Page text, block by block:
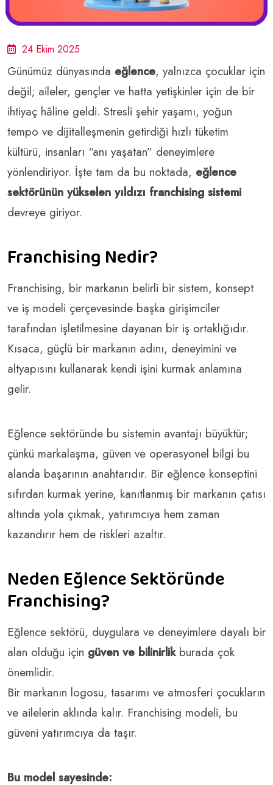
24 Ekim 2025
Günümüz dünyasında eğlence, yalnızca çocuklar için
değil; aileler, gençler ve hatta yetişkinler için de bir
ihtiyaç hâline geldi. Stresli şehir yaşamı, yoğun
tempo ve dijitalleşmenin getirdiği hızlı tüketim
kültürü, insanları “anı yaşatan” deneyimlere
yönlendiriyor. İşte tam da bu noktada, eğlence
sektörünün yükselen yıldızı franchising sistemi
devreye giriyor.
Franchising Nedir?
Franchising, bir markanın belirli bir sistem, konsept
ve iş modeli çerçevesinde başka girişimciler
tarafından işletilmesine dayanan bir iş ortaklığıdır.
Kısaca, güçlü bir markanın adını, deneyimini ve
altyapısını kullanarak kendi işini kurmak anlamına
gelir.
Eğlence sektöründe bu sistemin avantajı büyüktür;
çünkü markalaşma, güven ve operasyonel bilgi bu
alanda başarının anahtarıdır. Bir eğlence konseptini
sıfırdan kurmak yerine, kanıtlanmış bir markanın çatısı
altında yola çıkmak, yatırımcıya hem zaman
kazandırır hem de riskleri azaltır.
Neden Eğlence Sektöründe
Franchising?
Eğlence sektörü, duygulara ve deneyimlere dayalı bir
alan olduğu için güven ve bilinirlikburada çok
önemlidir.
Bir markanın logosu, tasarımı ve atmosferi çocukların
ve ailelerin aklında kalır. Franchising modeli, bu
güveni yatırımcıya da taşır.
Bu model sayesinde: